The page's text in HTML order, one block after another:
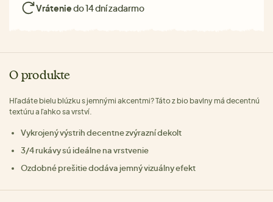
Vráteniedo 14 dní zadarmo
O produkte
Hľadáte bielu blúzku s jemnými akcentmi? Táto z bio bavlny má decentnú
textúru a ľahko sa vrství.
Vykrojený výstrih decentne zvýrazní dekolt
3/4 rukávy sú ideálne na vrstvenie
Ozdobné prešitie dodáva jemný vizuálny efekt